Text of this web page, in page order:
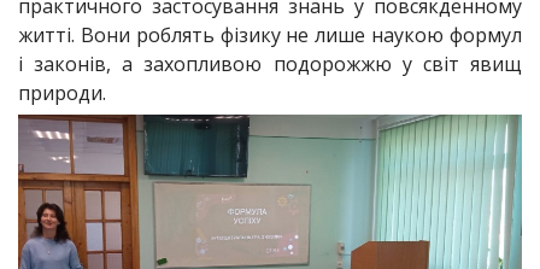
практичного застосування знань у повсякденному
житті. Вони роблять фізику не лише наукою формул
і законів, а захопливою подорожжю у світ явищ
природи.